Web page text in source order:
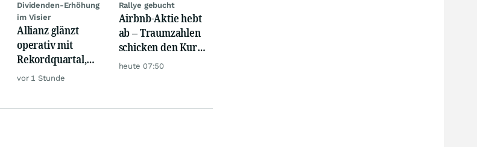
Dividenden-Erhöhung
im Visier
Allianz glänzt
operativ mit
Rekordquartal,
doch KI-Kosten
vor 1 Stunde
Rallye gebucht
Airbnb-Aktie hebt
ab – Traumzahlen
schicken den Kurs
auf Reisen
heute 07:50